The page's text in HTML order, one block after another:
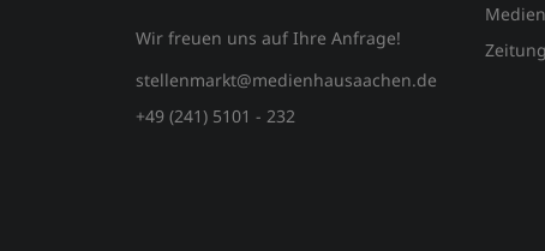
Wir freuen uns auf Ihre Anfrage!
stellenmarkt@medienhausaachen.de
+49 (241) 5101 - 232